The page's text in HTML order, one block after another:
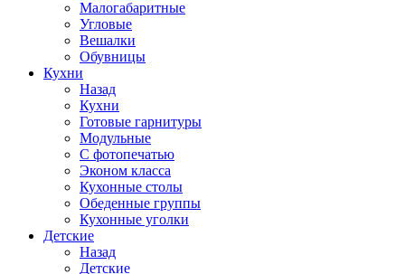
Малогабаритные
Угловые
Вешалки
Обувницы
Кухни
Назад
Кухни
Готовые гарнитуры
Модульные
С фотопечатью
Эконом класса
Кухонные столы
Обеденные группы
Кухонные уголки
Детские
Назад
Детские